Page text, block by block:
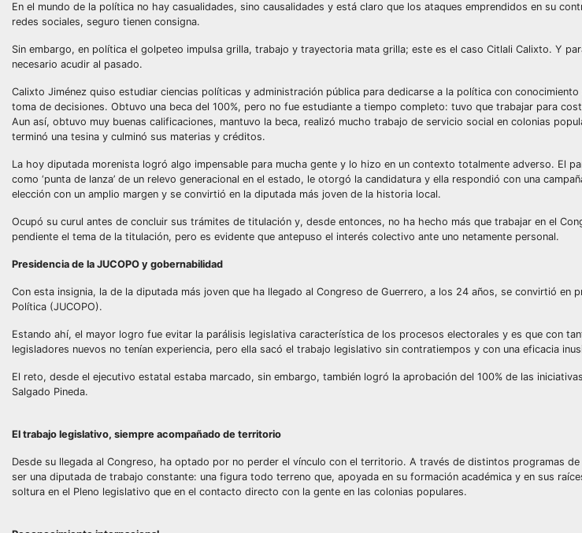
En el mundo de la política no hay casualidades, sino causalidades y está claro que los ataques emprendidos en su
redes sociales, seguro tienen consigna.
Sin embargo, en política el golpeteo impulsa grilla, trabajo y trayectoria mata grilla; este es el caso Citlali Calixto. Y
necesario acudir al pasado.
Calixto Jiménez quiso estudiar ciencias políticas y administración pública para dedicarse a la política con
toma de decisiones. Obtuvo una beca del 100%, pero no fue estudiante a tiempo completo: tuvo que trabajar para
Aun así, obtuvo muy buenas calificaciones, mantuvo la beca, realizó mucho trabajo de servicio social en colonias
terminó una tesina y culminó sus materias y créditos.
La hoy diputada morenista logró algo impensable para mucha gente y lo hizo en un contexto totalmente adverso. El
como ‘punta de lanza’ de un relevo generacional en el estado, le otorgó la candidatura y ella respondió con una
elección con un amplio margen y se convirtió en la diputada más joven de la historia local.
Ocupó su curul antes de concluir sus trámites de titulación y, desde entonces, no ha hecho más que trabajar en el
pendiente el tema de la titulación, pero es evidente que antepuso el interés colectivo ante uno netamente personal.
Presidencia de la JUCOPO y gobernabilidad
Con esta insignia, la de la diputada más joven que ha llegado al Congreso de Guerrero, a los 24 años, se convirtió en
Política (JUCOPO).
Estando ahí, el mayor logro fue evitar la parálisis legislativa característica de los procesos electorales y es que con
legisladores nuevos no tenían experiencia, pero ella sacó el trabajo legislativo sin contratiempos y con una eficacia
El reto, desde el ejecutivo estatal estaba marcado, sin embargo, también logró la aprobación del 100% de las
Salgado Pineda.
El trabajo legislativo, siempre acompañado de territorio
Desde su llegada al Congreso, ha optado por no perder el vínculo con el territorio. A través de distintos programas
ser una diputada de trabajo constante: una figura todo terreno que, apoyada en su formación académica y en sus
soltura en el Pleno legislativo que en el contacto directo con la gente en las colonias populares.